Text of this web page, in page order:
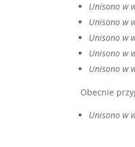
Unisono w
Unisono w
Unisono w
Unisono w
Unisono w
Obecnie
Unisono w